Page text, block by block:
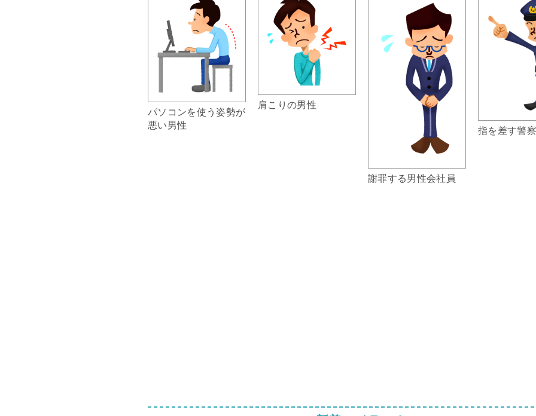
パソコンを使う姿勢が
悪い男性
肩こりの男性
謝罪する男性会社員
指を差す警